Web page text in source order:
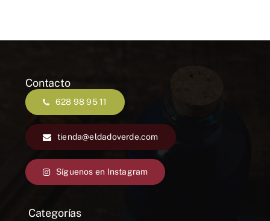
Contacto
628 98 95 11
tienda@eldadoverde.com
Síguenos en Instagram
Categorías